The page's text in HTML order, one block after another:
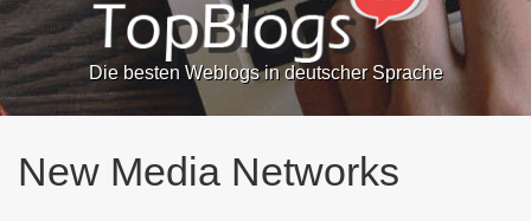
Die besten Weblogs in deutscher Sprache
New Media Networks